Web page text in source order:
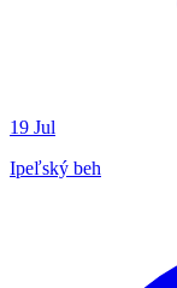
19 Jul
Ipeľský beh